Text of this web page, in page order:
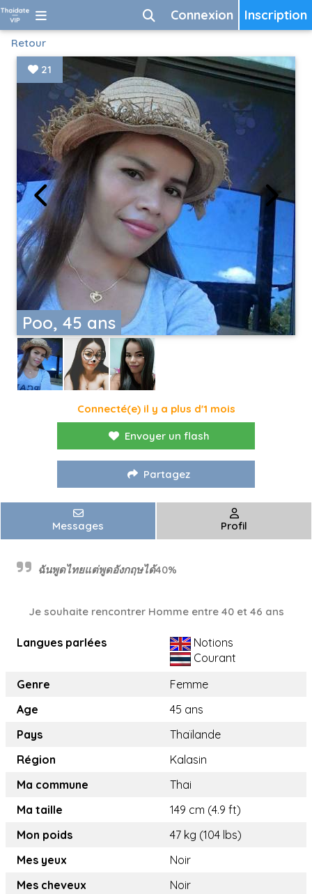
Inscription
Connexion
Retour
Poo, 45 ans
21
Connecté(e) il y a plus d'1 mois
Envoyer un flash
Partagez
Messages Profil
ฉันพูดไทยแต่พูดอังกฤษได้40%
Je souhaite rencontrer Homme entre 40 et 46 ans
Langues parlées
Notions
Courant
Genre
Femme
Age
45 ans
Pays
Thaïlande
Région
Kalasin
Ma commune
Thai
Ma taille
149 cm (4.9 ft)
Mon poids
47 kg (104 lbs)
Mes yeux
Noir
Mes cheveux
Noir